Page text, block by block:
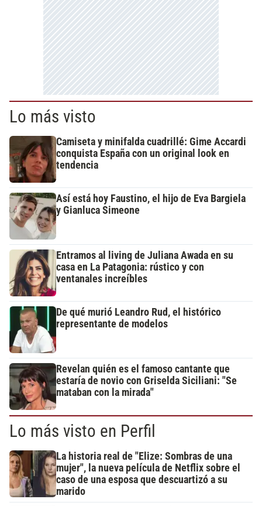
Lo más visto
Camiseta y minifalda cuadrillé: Gime Accardi
conquista España con un original look en
tendencia
Así está hoy Faustino, el hijo de Eva Bargiela
y Gianluca Simeone
Entramos al living de Juliana Awada en su
casa en La Patagonia: rústico y con
ventanales increíbles
De qué murió Leandro Rud, el histórico
representante de modelos
Revelan quién es el famoso cantante que
estaría de novio con Griselda Siciliani: "Se
mataban con la mirada"
Lo más visto en Perfil
La historia real de "Elize: Sombras de una
mujer", la nueva película de Netflix sobre el
caso de una esposa que descuartizó a su
marido